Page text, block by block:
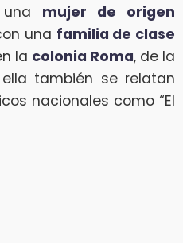
mujer de origen
una familia de clase
la colonia Roma, de la
también se relatan
nacionales como “El